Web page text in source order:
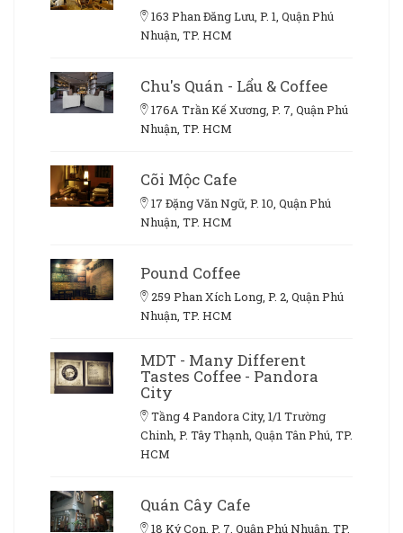
163 Phan Đăng Lưu, P. 1, Quận Phú
Nhuận, TP. HCM
Chu's Quán - Lẩu & Coffee
176A Trần Kế Xương, P. 7, Quận Phú
Nhuận, TP. HCM
Cõi Mộc Cafe
17 Đặng Văn Ngữ, P. 10, Quận Phú
Nhuận, TP. HCM
Pound Coffee
259 Phan Xích Long, P. 2, Quận Phú
Nhuận, TP. HCM
MDT - Many Different
Tastes Coffee - Pandora
City
Tầng 4 Pandora City, 1/1 Trường
Chinh, P. Tây Thạnh, Quận Tân Phú, TP.
HCM
Quán Cây Cafe
18 Ký Con, P. 7, Quận Phú Nhuận, TP.